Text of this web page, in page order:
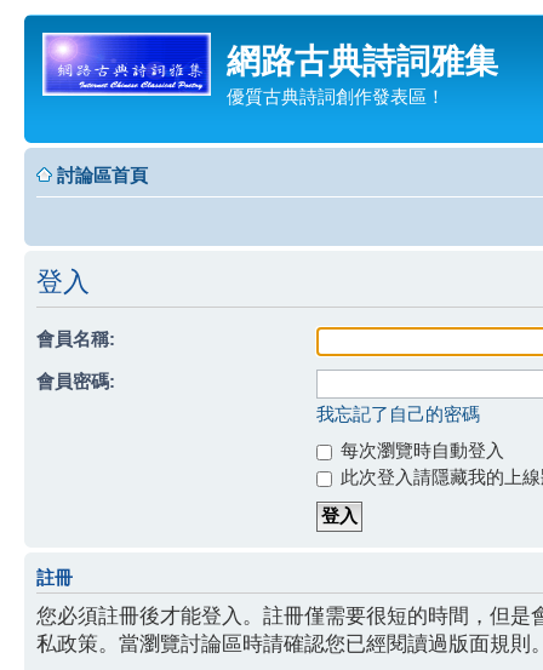
網路古典詩詞雅集
優質古典詩詞創作發表區！
討論區首頁
登入
會員名稱:
會員密碼:
我忘記了自己的密碼
每次瀏覽時自動登入
此次登入請隱藏我的上
註冊
您必須註冊後才能登入。註冊僅需要很短的時間，但
私政策。當瀏覽討論區時請確認您已經閱讀過版面規則